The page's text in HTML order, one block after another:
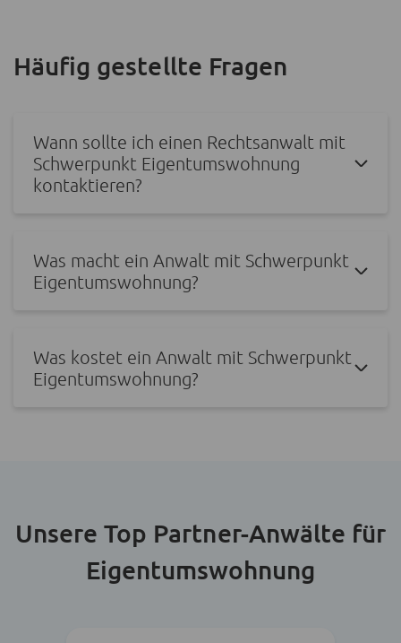
Häufig gestellte Fragen
Wann sollte ich einen Rechtsanwalt mit
Schwerpunkt Eigentumswohnung
kontaktieren?
Was macht ein Anwalt mit Schwerpunkt
Eigentumswohnung?
Was kostet ein Anwalt mit Schwerpunkt
Eigentumswohnung?
Unsere Top Partner-Anwälte für
Eigentumswohnung